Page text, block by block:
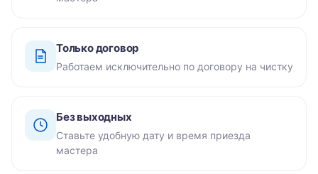
Только договор
Работаем исключительно по договору на чистку
Без выходных
Ставьте удобную дату и время приезда
мастера